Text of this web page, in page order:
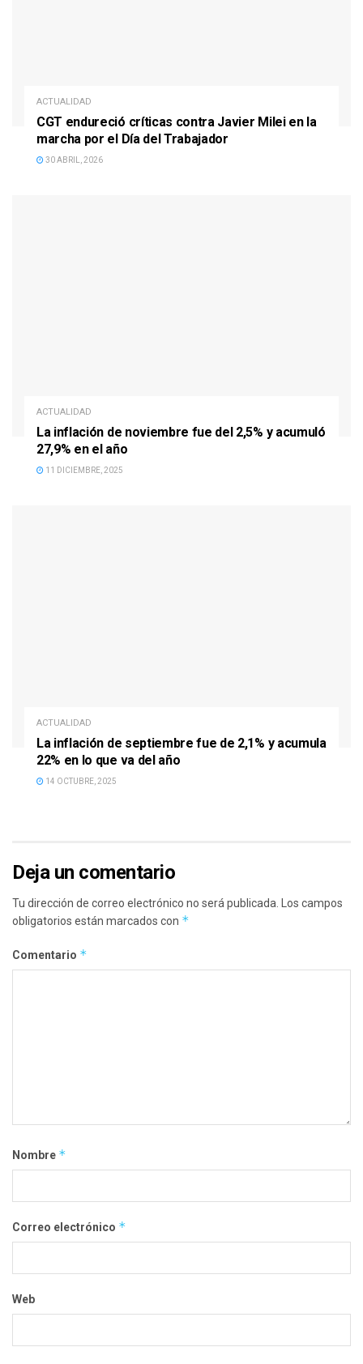
ACTUALIDAD
CGT endureció críticas contra Javier Milei en la
marcha por el Día del Trabajador
30 ABRIL, 2026
ACTUALIDAD
La inflación de noviembre fue del 2,5% y acumuló
27,9% en el año
11 DICIEMBRE, 2025
ACTUALIDAD
La inflación de septiembre fue de 2,1% y acumula
22% en lo que va del año
14 OCTUBRE, 2025
Deja un comentario
Tu dirección de correo electrónico no será publicada. Los campos
obligatorios están marcados con *
Comentario *
Nombre *
Correo electrónico *
Web